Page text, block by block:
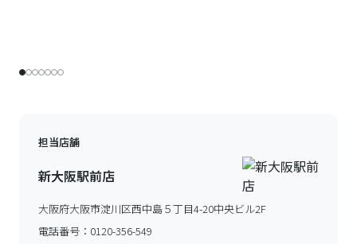
担当店舗
新大阪駅前店
大阪府大阪市淀川区西中島５丁目4-20中央ビル2F
電話番号： 0120-356-549